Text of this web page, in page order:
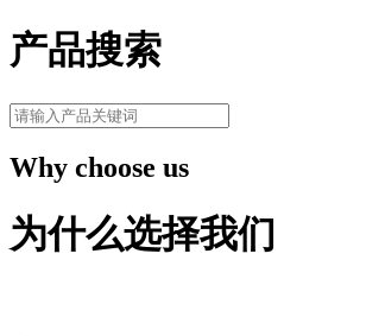
产品搜索
Why choose us
为什么选择我们